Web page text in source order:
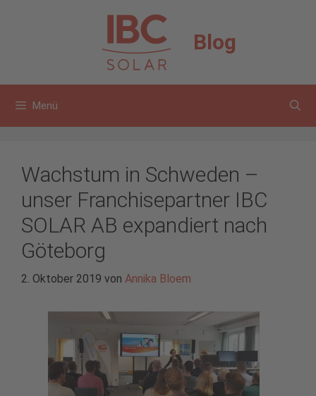
Blog
Menü
Wachstum in Schweden –
unser Franchisepartner IBC
SOLAR AB expandiert nach
Göteborg
2. Oktober 2019 von Annika Bloem